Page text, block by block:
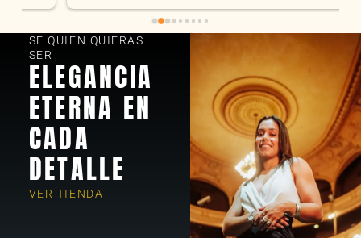
SE QUIEN QUIERAS
SER
ELEGANCIA
ETERNA EN
CADA
DETALLE
VER TIENDA